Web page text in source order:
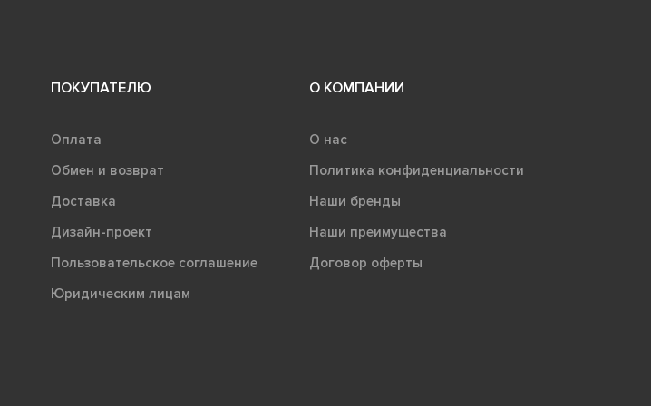
ПОКУПАТЕЛЮ
Оплата
Обмен и возврат
Доставка
Дизайн-проект
Пользовательское соглашение
Юридическим лицам
О КОМПАНИИ
О нас
Политика конфиденциальности
Наши бренды
Наши преимущества
Договор оферты